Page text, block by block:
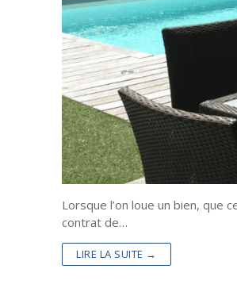
Lorsque l’on loue un bien, que
contrat de…
LIRE LA SUITE →